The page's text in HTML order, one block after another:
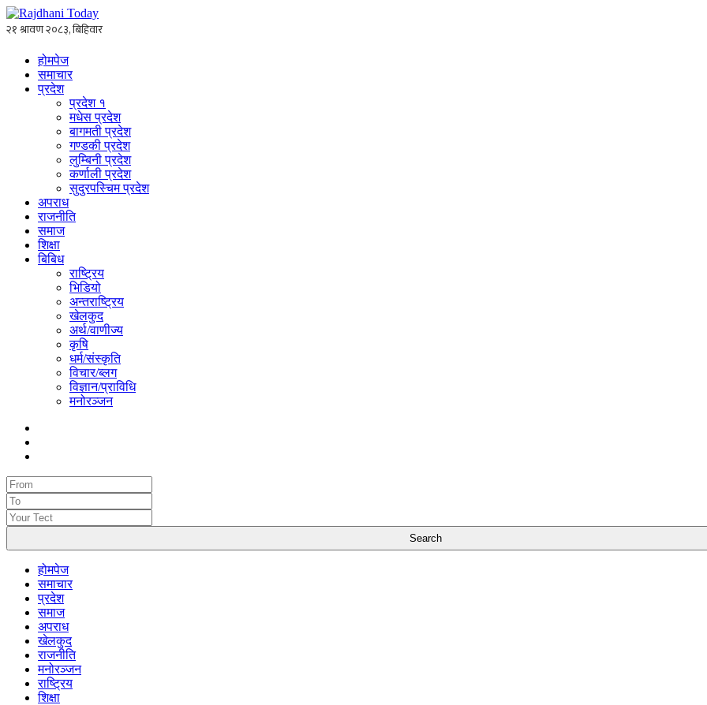
होमपेज
समाचार
प्रदेश
प्रदेश १
मधेस प्रदेश
बागमती प्रदेश
गण्डकी प्रदेश
लुम्बिनी प्रदेश
कर्णाली प्रदेश
सुदुरपस्चिम प्रदेश
अपराध
राजनीति
समाज
शिक्षा
बिबिध
राष्ट्रिय
भिडियो
अन्तराष्ट्रिय
खेलकुद
अर्थ/वाणीज्य
कृषि
धर्म/संस्कृति
विचार/ब्लग
विज्ञान/प्राविधि
मनोरञ्जन
होमपेज
समाचार
प्रदेश
समाज
अपराध
खेलकुद
राजनीति
मनोरञ्जन
राष्ट्रिय
शिक्षा